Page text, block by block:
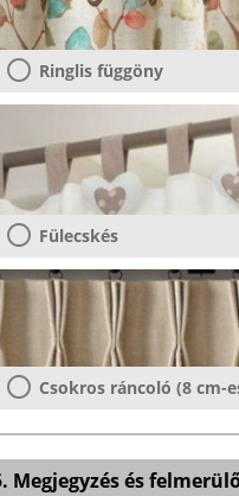
Ringlis függöny
Fülecskés
Csokros ráncoló (8 cm-
Megjegyzés és